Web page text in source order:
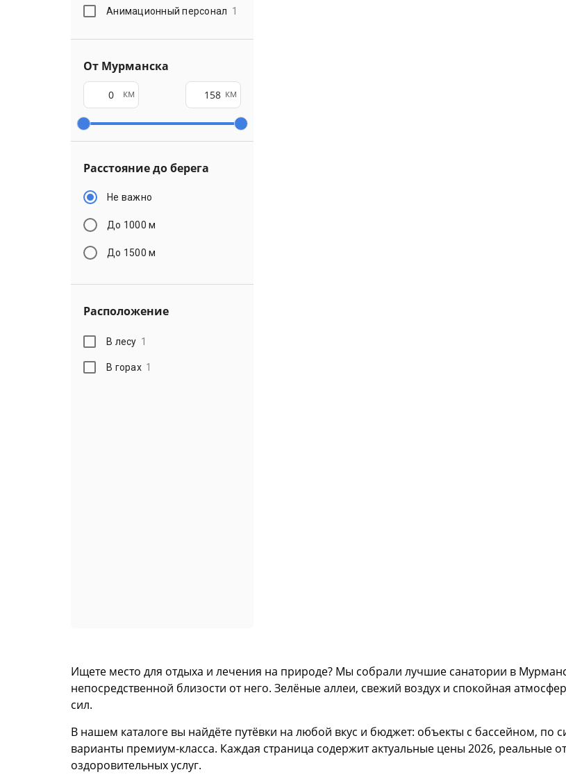
Анимационный персонал 1
От Мурманска
км км
Расстояние до берега
Не важно
До 1000 м
До 1500 м
Расположение
В лесу 1
В горах 1
Ищете место для отдыха и лечения на природе? Мы собрали лучшие санатории в
непосредственной близости от него. Зелёные аллеи, свежий воздух и спокойная
сил.
В нашем каталоге вы найдёте путёвки на любой вкус и бюджет: объекты с бассейном, по
варианты премиум-класса. Каждая страница содержит актуальные цены 2026, реальные
оздоровительных услуг.